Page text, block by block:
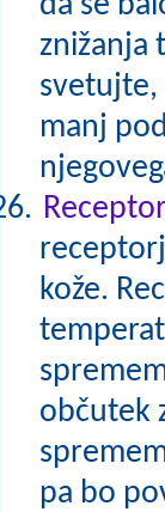
znižanja
svetujte,
manj
kože.
občutek
pa bo